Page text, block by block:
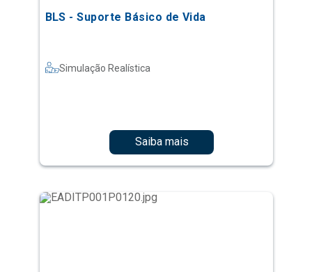
BLS - Suporte Básico de Vida
Simulação Realística
Saiba mais